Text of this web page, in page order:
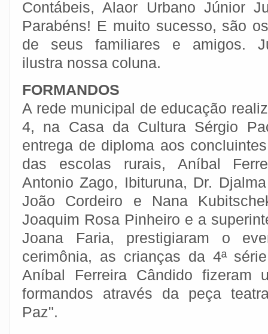
Contábeis, Alaor Urbano Júnior
Parabéns! E muito sucesso, são
de seus familiares e amigos.
ilustra nossa coluna.
FORMANDOS
A rede municipal de educação
4, na Casa da Cultura Sérgio
entrega de diploma aos
das escolas rurais, Aníbal
Antonio Zago, Ibituruna, Dr.
João Cordeiro e Nana
Joaquim Rosa Pinheiro e a
Joana Faria, prestigiaram o
cerimônia, as crianças da 4ª
Aníbal Ferreira Cândido fizeram
formandos através da peça
Paz".